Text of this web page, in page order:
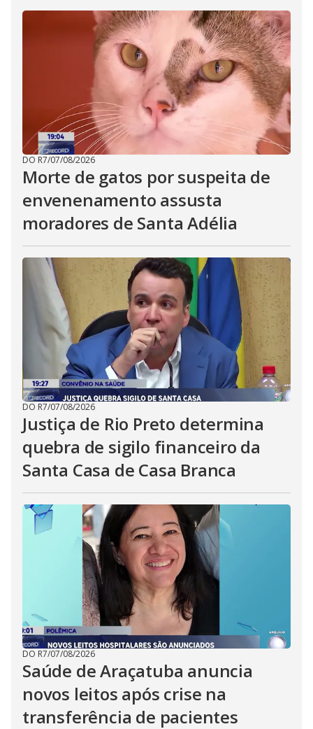
DO R7/07/08/2026
Morte de gatos por suspeita de
envenenamento assusta
moradores de Santa Adélia
DO R7/07/08/2026
Justiça de Rio Preto determina
quebra de sigilo financeiro da
Santa Casa de Casa Branca
DO R7/07/08/2026
Saúde de Araçatuba anuncia
novos leitos após crise na
transferência de pacientes